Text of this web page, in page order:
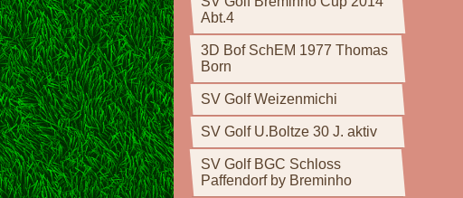
Abt.4
3D Bof SchEM 1977 Thomas
Born
SV Golf Weizenmichi
SV Golf U.Boltze 30 J. aktiv
SV Golf BGC Schloss
Paffendorf by Breminho